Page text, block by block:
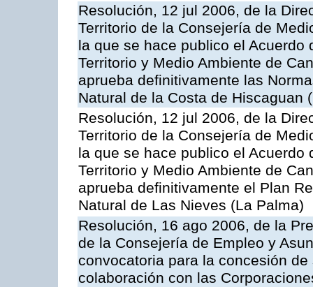
Resolución, 12 jul 2006, de la
Territorio de la Consejería de
la que se hace publico el
Territorio y Medio Ambiente de
aprueba definitivamente las
Natural de la Costa de Hiscaguan
Resolución, 12 jul 2006, de la
Territorio de la Consejería de
la que se hace publico el
Territorio y Medio Ambiente de
aprueba definitivamente el Plan
Natural de Las Nieves (La Palma)
Resolución, 16 ago 2006, de la
de la Consejería de Empleo y
convocatoria para la concesión
colaboración con las